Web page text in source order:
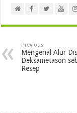
Previous
Mengenal Alur
Deksametason
Resep